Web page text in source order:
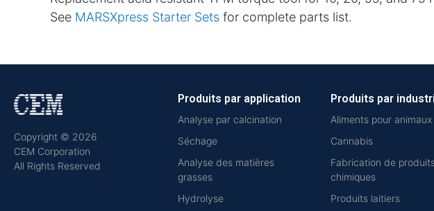
See MARSXpress Starter Sets for complete parts list.
Copyright © 2026
CEM Corporation
All Rights Reserved
Produits par application
Analyse par calcination
Séchage
Analyse des matières
grasses
Hydrolyse
Produits par
Aliments pour animaux
Cannabis
Fabrication de
chimiques
Produits laitiers